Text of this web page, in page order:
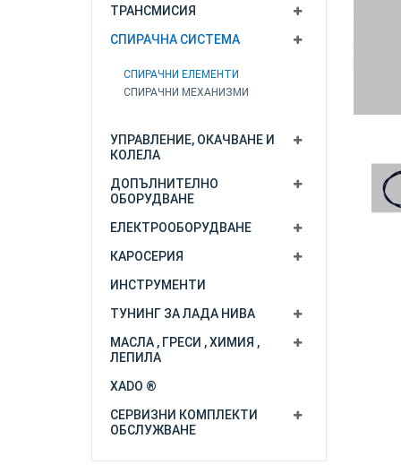
ТРАНСМИСИЯ
СПИРАЧНА СИСТЕМА
СПИРАЧНИ ЕЛЕМЕНТИ
СПИРАЧНИ МЕХАНИЗМИ
УПРАВЛЕНИЕ, ОКАЧВАНЕ И
КОЛЕЛА
ДОПЪЛНИТЕЛНО
ОБОРУДВАНЕ
ЕЛЕКТРООБОРУДВАНЕ
КАРОСЕРИЯ
ИНСТРУМЕНТИ
ТУНИНГ ЗА ЛАДА НИВА
МАСЛА , ГРЕСИ , ХИМИЯ ,
ЛЕПИЛА
XADO ®
СЕРВИЗНИ КОМПЛЕКТИ
ОБСЛУЖВАНЕ